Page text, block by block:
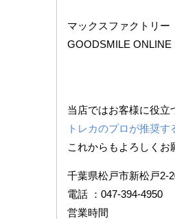
マックスファクトリ
GOODSMILE ​ONLINE
当店ではお客様に役立
トレカのプロが推奨
これからもよろしくお
千葉県松戸市新松戸2-
電話 ：047-394-4950
営業時間